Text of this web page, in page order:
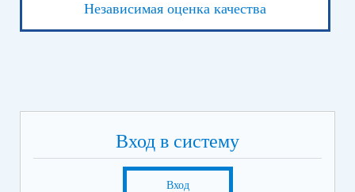
Независимая оценка качества
Вход в систему
Вход